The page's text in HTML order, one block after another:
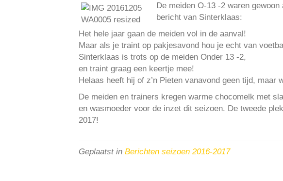
De meiden O-13 -2 waren
bericht van Sinterklaas:
Het hele jaar gaan de meiden vol in de aanval!
Maar als je traint op pakjesavond hou je echt van
Sinterklaas is trots op de meiden Onder 13 -2,
en traint graag een keertje mee!
Helaas heeft hij of z’n Pieten vanavond geen tijd,
De meiden en trainers kregen warme chocomelk met
en wasmoeder voor de inzet dit seizoen. De tweede
2017!
Geplaatst in Berichten seizoen 2016-2017